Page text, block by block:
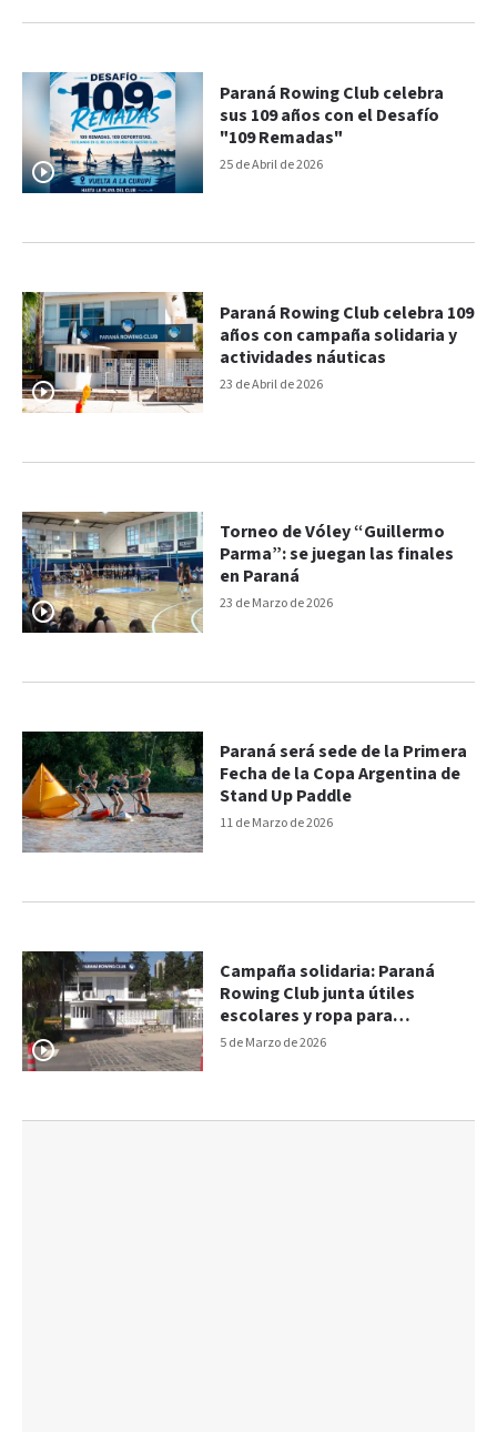
25 de Abril de 2026
Paraná Rowing Club celebra
sus 109 años con el Desafío
"109 Remadas"
23 de Abril de 2026
Paraná Rowing Club celebra 109
años con campaña solidaria y
actividades náuticas
23 de Marzo de 2026
Torneo de Vóley “Guillermo
Parma”: se juegan las finales
en Paraná
11 de Marzo de 2026
Paraná será sede de la Primera
Fecha de la Copa Argentina de
Stand Up Paddle
5 de Marzo de 2026
Campaña solidaria: Paraná
Rowing Club junta útiles
escolares y ropa para
merenderos de Paraná